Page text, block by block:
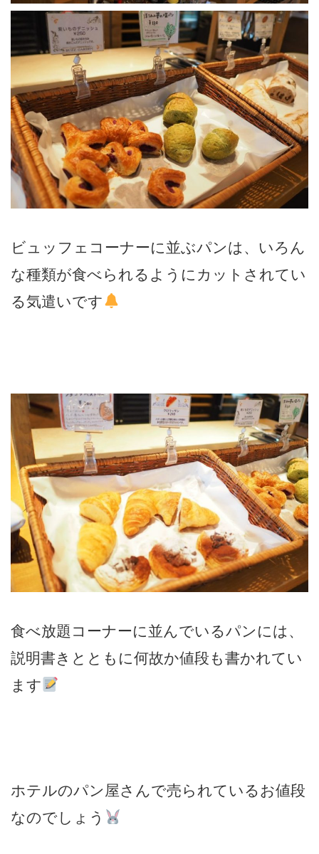
ビュッフェコーナーに並ぶパンは、いろん
な種類が食べられるようにカットされてい
る気遣いです
食べ放題コーナーに並んでいるパンには、
説明書きとともに何故か値段も書かれてい
ます
ホテルのパン屋さんで売られているお値段
なのでしょう